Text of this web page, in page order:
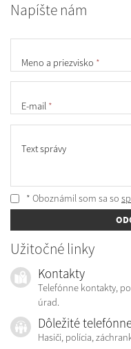
Napíšte nám
Meno a priezvisko *
E-mail *
Text správy
* Oboznámil som sa so
Užitočné linky
Kontakty
Telefónne kontakty,
úrad.
Dôležité
Hasiči, polícia,